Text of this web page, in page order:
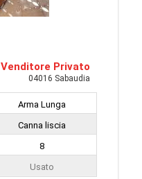
Venditore Privato
04016 Sabaudia
Arma Lunga
Canna liscia
8
Usato